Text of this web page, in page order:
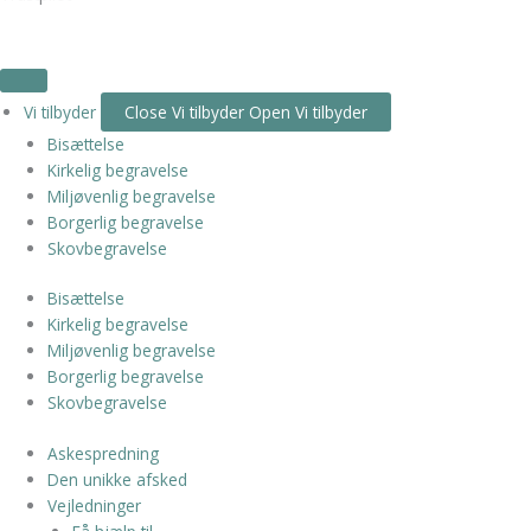
Vi tilbyder Close Vi tilbyder Open Vi tilbyder
Bisættelse
Kirkelig begravelse
Miljøvenlig begravelse
Borgerlig begravelse
Skovbegravelse
Bisættelse
Kirkelig begravelse
Miljøvenlig begravelse
Borgerlig begravelse
Skovbegravelse
Askespredning
Den unikke afsked
Vejledninger